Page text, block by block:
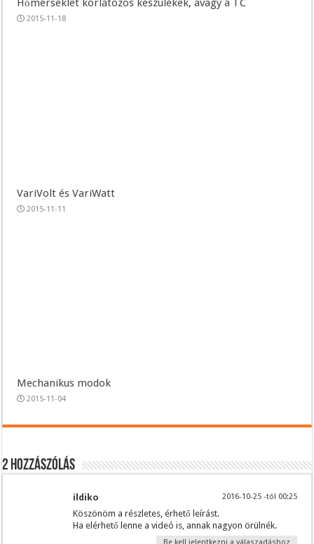
Hőmérséklet korlátozós készülékek, avagy a TC
2015-11-18
VariVolt és VariWatt
2015-11-11
Mechanikus modok
2015-11-04
2 hozzászólás
ildiko 2016-10-25 -tól 00:25
Köszönöm a részletes, érhető leírást.
Ha elérhető lenne a videó is, annak nagyon örülnék.